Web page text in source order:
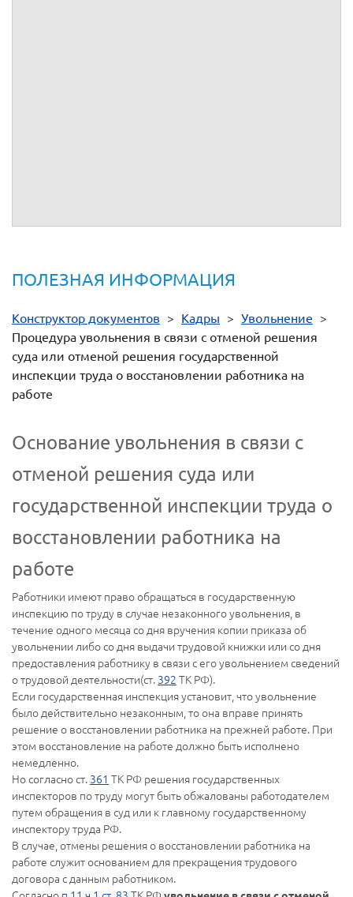
ПОЛЕЗНАЯ ИНФОРМАЦИЯ
Конструктор документов > Кадры > Увольнение >
Процедура увольнения в связи с отменой решения
суда или отменой решения государственной
инспекции труда о восстановлении работника на
работе
Основание увольнения в связи с
отменой решения суда или
государственной инспекции труда о
восстановлении работника на
работе
Работники имеют право обращаться в государственную
инспекцию по труду в случае незаконного увольнения, в
течение одного месяца со дня вручения копии приказа об
увольнении либо со дня выдачи трудовой книжки или со дня
предоставления работнику в связи с его увольнением сведений
о трудовой деятельности(ст. 392 ТК РФ).
Если государственная инспекция установит, что увольнение
было действительно незаконным, то она вправе принять
решение о восстановлении работника на прежней работе. При
этом восстановление на работе должно быть исполнено
немедленно.
Но согласно ст. 361 ТК РФ решения государственных
инспекторов по труду могут быть обжалованы работодателем
путем обращения в суд или к главному государственному
инспектору труда РФ.
В случае, отмены решения о восстановлении работника на
работе служит основанием для прекращения трудового
договора с данным работником.